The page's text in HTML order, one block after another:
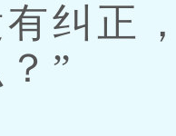
纠正
”